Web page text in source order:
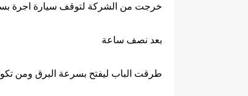
خرجت من الشركة لتوقف سيارة اجرة
بعد نصف ساعة
طرقت الباب ليفتح بسرعة البرق ومن تكون